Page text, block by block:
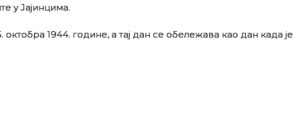
у Јајинцима.
1944. године, а тај дан се обележава као дан када је